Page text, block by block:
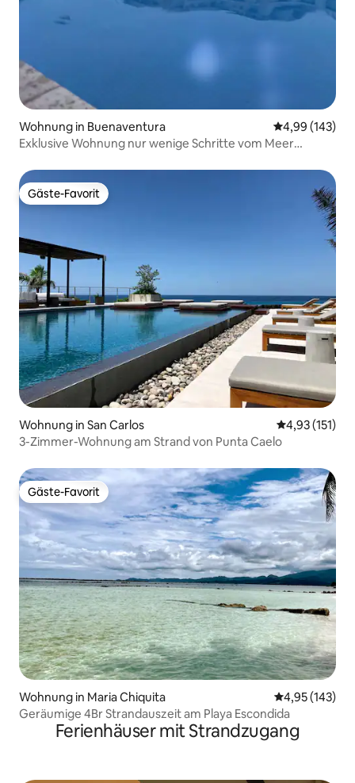
Wohnung in Buenaventura
4,99 (143)
Exklusive Wohnung nur wenige Schritte vom Meer
Gäste-Favorit
Gäste-Favorit
Wohnung in San Carlos
4,93 (151)
3-Zimmer-Wohnung am Strand von Punta Caelo
Gäste-Favorit
Gäste-Favorit
Wohnung in Maria Chiquita
4,95 (143)
Geräumige 4Br Strandauszeit am Playa Escondida
Ferienhäuser mit Strandzugang